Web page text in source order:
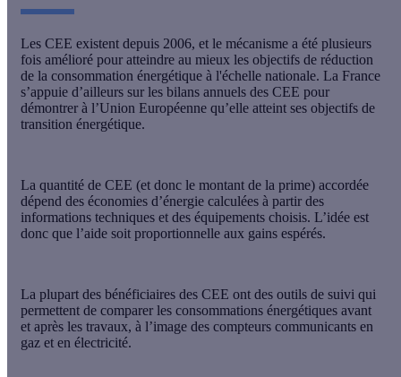
Les CEE existent depuis 2006, et le mécanisme a été plusieurs
fois amélioré pour atteindre au mieux les objectifs de réduction
de la consommation énergétique à l'échelle nationale. La France
s’appuie d’ailleurs sur les bilans annuels des CEE pour
démontrer à l’Union Européenne qu’elle atteint ses objectifs de
transition énergétique.
La quantité de CEE (et donc le montant de la prime) accordée
dépend des économies d’énergie calculées à partir des
informations techniques et des équipements choisis. L’idée est
donc que l’aide soit proportionnelle aux gains espérés.
La plupart des bénéficiaires des CEE ont des outils de suivi qui
permettent de comparer les consommations énergétiques avant
et après les travaux, à l’image des compteurs communicants en
gaz et en électricité.